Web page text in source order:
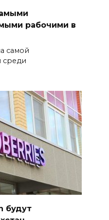
рабочими в
самой
среди
будут